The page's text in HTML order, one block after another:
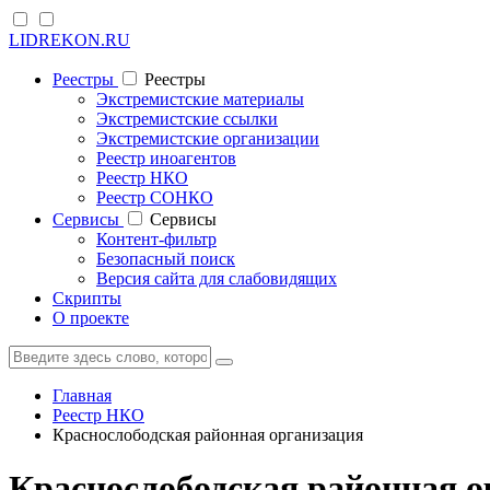
LIDREKON.RU
Реестры
Реестры
Экстремистские материалы
Экстремистские ссылки
Экстремистские организации
Реестр иноагентов
Реестр НКО
Реестр СОНКО
Cервисы
Cервисы
Контент-фильтр
Безопасный поиск
Версия сайта для слабовидящих
Скрипты
О проекте
Главная
Реестр НКО
Краснослободская районная организация